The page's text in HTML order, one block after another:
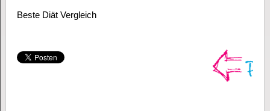
Beste Diät Vergleich